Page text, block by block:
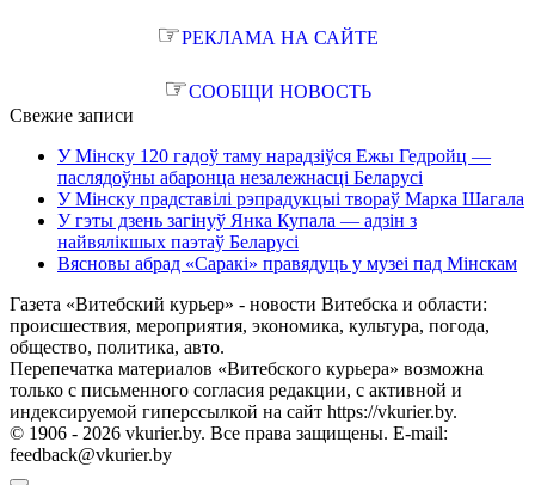
☞РЕКЛАМА НА САЙТЕ
☞СООБЩИ НОВОСТЬ
Свежие записи
У Мінску 120 гадоў таму нарадзіўся Ежы Гедройц —
паслядоўны абаронца незалежнасці Беларусі
У Мінску прадставілі рэпрадукцыі твораў Марка Шагала
У гэты дзень загінуў Янка Купала — адзін з
найвялікшых паэтаў Беларусі
Вясновы абрад «Саракі» правядуць у музеі пад Мінскам
Газета «Витебский курьер» - новости Витебска и области:
происшествия, мероприятия, экономика, культура, погода,
общество, политика, авто.
Перепечатка материалов «Витебского курьера» возможна
только с письменного согласия редакции, с активной и
индексируемой гиперссылкой на сайт https://vkurier.by.
© 1906 - 2026 vkurier.by. Все права защищены. E-mail:
feedback@vkurier.by